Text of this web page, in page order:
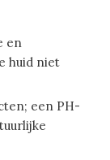
en
huid niet
een PH-